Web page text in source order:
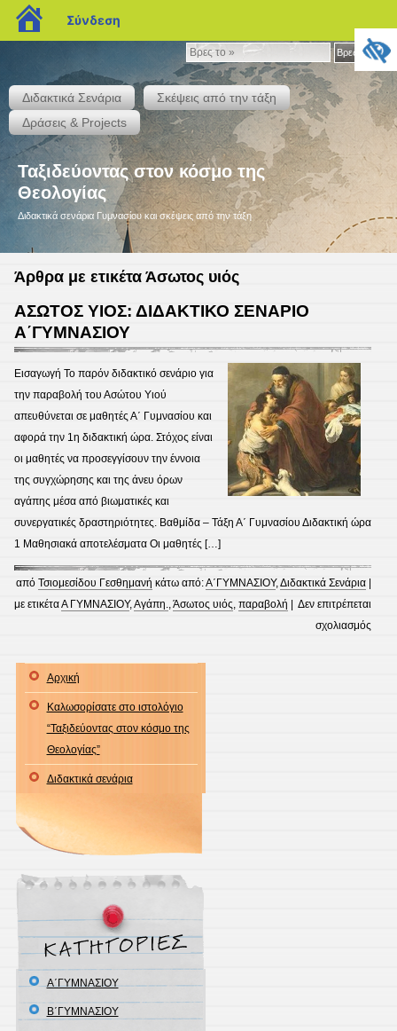
Βρες
το
»
Βρες το »
Διδακτικά Σενάρια
Σκέψεις από την τάξη
Δράσεις & Projects
Ταξιδεύοντας στον κόσμο της
Θεολογίας
Διδακτικά σενάρια Γυμνασίου και σκέψεις από την τάξη
Άρθρα με ετικέτα Άσωτος υιός
ΑΣΩΤΟΣ ΥΙΟΣ: ΔΙΔΑΚΤΙΚΟ ΣΕΝΑΡΙΟ
Α΄ΓΥΜΝΑΣΙΟΥ
Εισαγωγή Το παρόν διδακτικό σενάριο για
την παραβολή του Ασώτου Υιού
απευθύνεται σε μαθητές Α΄ Γυμνασίου και
αφορά την 1η διδακτική ώρα. Στόχος είναι
οι μαθητές να προσεγγίσουν την έννοια
της συγχώρησης και της άνευ όρων
αγάπης μέσα από βιωματικές και
συνεργατικές δραστηριότητες. Βαθμίδα – Τάξη Α΄ Γυμνασίου Διδακτική ώρα
1 Μαθησιακά αποτελέσματα Οι μαθητές […]
απόΤσιομεσίδου Γεσθημανή κάτω από:Α΄ΓΥΜΝΑΣΙΟΥ,Διδακτικά Σενάρια |
με ετικέταΑ ΓΥΜΝΑΣΙΟΥ,Αγάπη.,Άσωτος υιός,παραβολή |Δεν επιτρέπεται
σχολιασμός
Αρχική
Καλωσορίσατε στο ιστολόγιο
“Ταξιδεύοντας στον κόσμο της
Θεολογίας”
Διδακτικά σενάρια
Α΄ΓΥΜΝΑΣΙΟΥ
Β΄ΓΥΜΝΑΣΙΟΥ
blogs.sch.gr
Σύνδεση